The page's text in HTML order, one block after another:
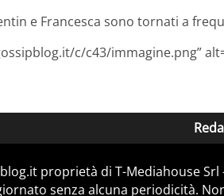
e Francesca sono tornati a
c/c43/immagine.png”
proprietà di T-Mediahouse Srl
senza alcuna periodicità.